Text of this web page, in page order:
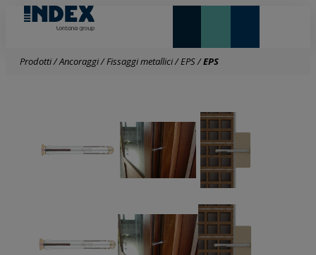
Prodotti/Ancoraggi/Fissaggi metallici/EPS/EPS